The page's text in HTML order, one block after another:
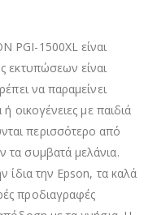
PGI-1500XL είναι
εκτυπώσεων είναι
να παραμείνει
οικογένειες με παιδιά
περισσότερο από
συμβατά μελάνια.
ίδια την Epson, τα καλά
προδιαγραφές